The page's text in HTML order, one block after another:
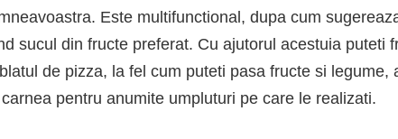
Este multifunctional, dupa cum
sucul din fructe preferat. Cu ajutorul acestuia puteti
de pizza, la fel cum puteti pasa fructe si legume,
pentru anumite umpluturi pe care le realizati.